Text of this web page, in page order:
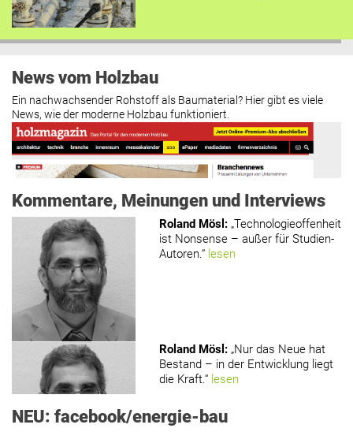
News vom Holzbau
Ein nachwachsender Rohstoff als Baumaterial? Hier gibt es viele
News, wie der moderne Holzbau funktioniert.
www.holzmagazin.com
Kommentare, Meinungen und Interviews
Roland Mösl : „Technologieoffenheit
ist Nonsense – außer für Studien-
Autoren.“ lesen
Roland Mösl : „Nur das Neue hat
Bestand – in der Entwicklung liegt
die Kraft.“ lesen
NEU: facebook/energie-bau